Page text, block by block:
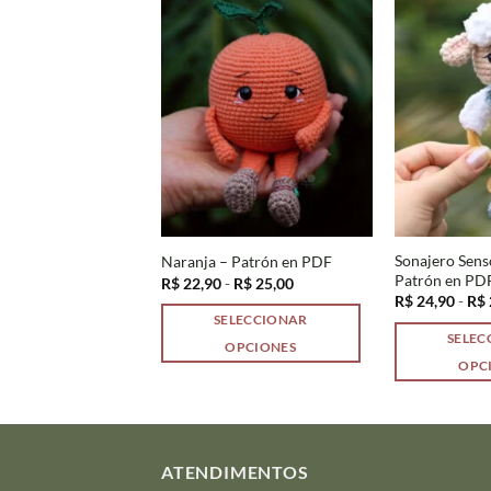
Naranja – Patrón en PDF
R$22,90- R$25,00Rango
precios:
desde
R$ 22,90
hasta
SELECCIONAR
OPCIONES
tiene
variantes.
Sonajero
Patrón en
R$24,90- R$
ATENDIMENTOS